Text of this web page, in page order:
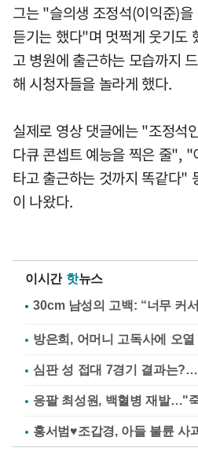
그는 "슬의생 조정석(이익준)
듣기는 했다"며 멋쩍게 웃기도
고 병원에 출근하는 모습까지
해 시청자들을 놀라게 했다.
실제로 영상 댓글에는 "조정석
다큐 콘셉트 예능을 찍은 줄",
타고 출근하는 것까지 똑같다"
이 나왔다.
이시간 핫뉴스
방은희, 어머니 고독사에 오
심판 성 접대 7경기 결과는
응팔 최성원, 백혈병 재발…"
홍서범♥조갑경, 아들 불륜 사